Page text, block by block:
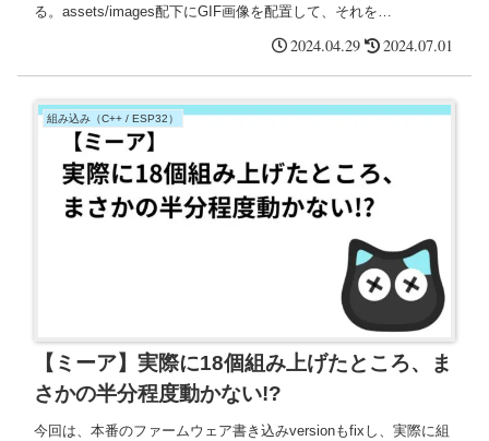
る。assets/images配下にGIF画像を配置して、それを
2024.04.29 2024.07.01
組み込み（C++ / ESP32）
【ミーア】実際に18個組み上げたところ、ま
さかの半分程度動かない!?
今回は、本番のファームウェア書き込みversionもfixし、実際に組